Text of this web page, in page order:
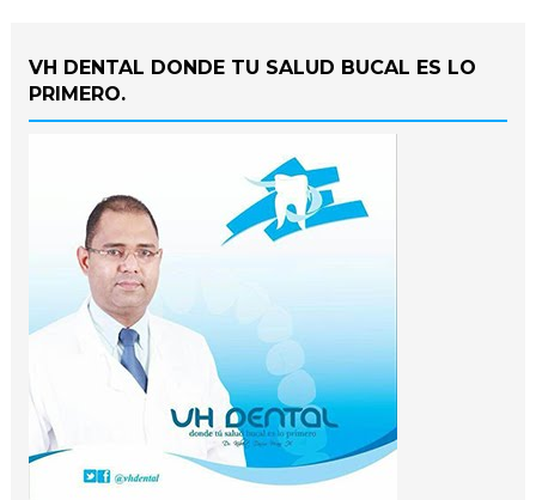
VH DENTAL DONDE TU SALUD BUCAL ES LO
PRIMERO.